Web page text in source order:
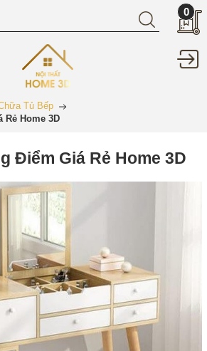
0
Tủ Bếp
Rẻ Home 3D
Điểm Giá Rẻ Home 3D